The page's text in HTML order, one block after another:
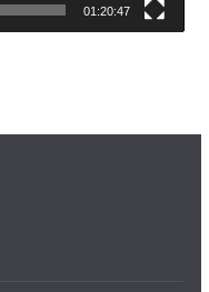
01:20:47